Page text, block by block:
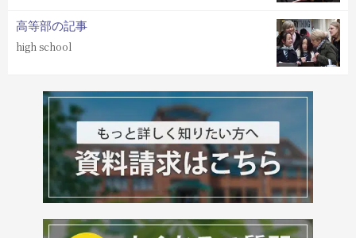
高等部の記事
high school